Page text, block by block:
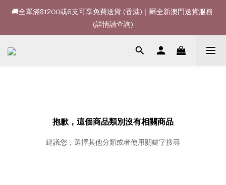
🚚全單滿$1200或6支可享免費送貨 (香港)｜🆕全新澳門送貨服務
(詳情請查詢)
🚚全單滿$1200或6支可享免費送貨 (香港)｜🆕全新澳門送貨服務
(詳情請查詢)
🍷酒款、優惠經常更新，請時刻追蹤我地😊｜🤵👰Wine Couple
抱歉，這個商品類別沒有相關商品
建議您，選擇其他分類或者使用關鍵字搜尋